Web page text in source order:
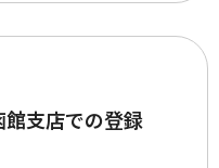
支店での登録